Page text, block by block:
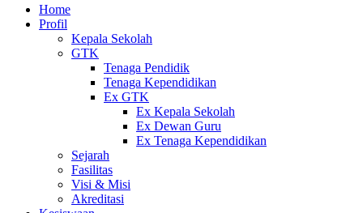
Home
Profil
Kepala Sekolah
GTK
Tenaga Pendidik
Tenaga Kependidikan
Ex GTK
Ex Kepala Sekolah
Ex Dewan Guru
Ex Tenaga Kependidikan
Sejarah
Fasilitas
Visi & Misi
Akreditasi